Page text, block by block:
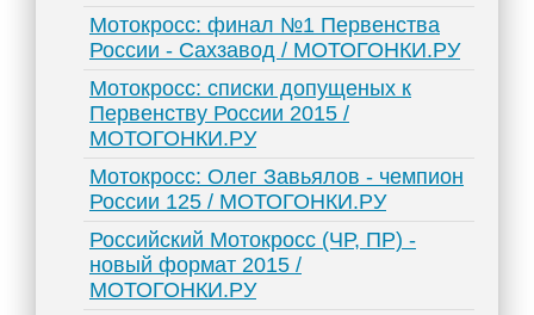
Мотокросс: финал №1 Первенства
России - Сахзавод / МОТОГОНКИ.РУ
Мотокросс: списки допущеных к
Первенству России 2015 /
МОТОГОНКИ.РУ
Мотокросс: Олег Завьялов - чемпион
России 125 / МОТОГОНКИ.РУ
Российский Мотокросс (ЧР, ПР) -
новый формат 2015 /
МОТОГОНКИ.РУ